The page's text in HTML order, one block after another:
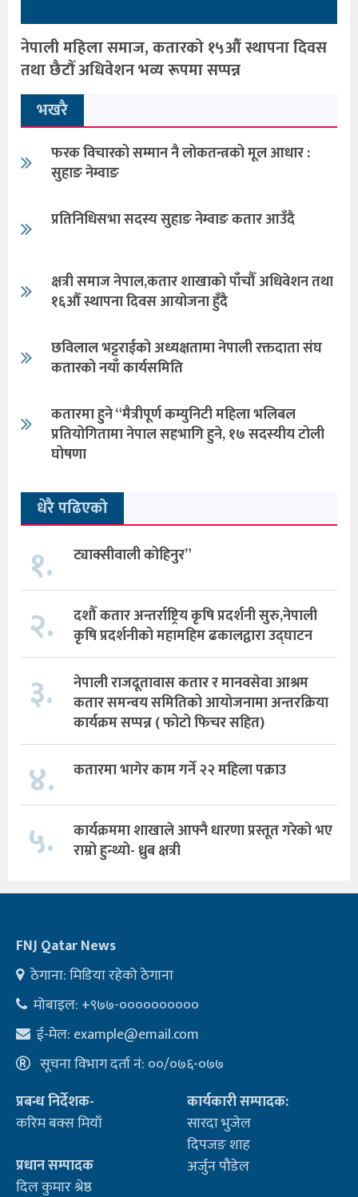
नेपाली महिला समाज, कतारको १५औँ स्थापना दिवस
तथा छैटौँ अधिवेशन भव्य रूपमा सप्पन्न
भखरै
फरक विचारको सम्मान नै लोकतन्त्रको मूल आधार :
सुहाङ नेम्वाङ
प्रतिनिधिसभा सदस्य सुहाङ नेम्वाङ कतार आउँदै
क्षत्री समाज नेपाल,कतार शाखाको पाँचौँ अधिवेशन तथा
१६औँ स्थापना दिवस आयोजना हुँदै
छविलाल भट्टराईको अध्यक्षतामा नेपाली रक्तदाता संघ
कतारको नयाँ कार्यसमिति
कतारमा हुने “मैत्रीपूर्ण कम्युनिटी महिला भलिबल
प्रतियोगितामा नेपाल सहभागि हुने, १७ सदस्यीय टोली
घोषणा
धेरै पढिएको
१. ट्याक्सीवाली कोहिनुर”
२.
दशौँ कतार अन्तर्राष्ट्रिय कृषि प्रदर्शनी सुरु,नेपाली
कृषि प्रदर्शनीको महामहिम ढकालद्वारा उद्घाटन
३.
नेपाली राजदूतावास कतार र मानवसेवा आश्रम
कतार समन्वय समितिको आयोजनामा अन्तरक्रिया
कार्यक्रम सप्पन्न ( फोटो फिचर सहित)
४. कतारमा भागेर काम गर्ने २२ महिला पक्राउ
५.
कार्यक्रममा शाखाले आफ्नै धारणा प्रस्तूत गरेको भए
राम्रो हुन्थ्यो- ध्रुब क्षत्री
FNJ Qatar News
ठेगाना: मिडिया रहेको ठेगाना
मोबाइल: +९७७-००००००००००
ई-मेल: example@email.com
सूचना विभाग दर्ता नं: ००/०७६-०७७
प्रबन्ध निर्देशक-
करिम बक्स मियाँ
प्रधान सम्पादक
दिल कुमार श्रेष्ठ
कार्यकारी सम्पादक:
सारदा भुजेल
दिपजङ शाह
अर्जुन पौडेल